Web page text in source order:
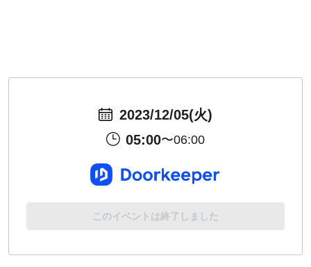
2023/12/05(火)
05:00〜06:00
このイベントは終了しました